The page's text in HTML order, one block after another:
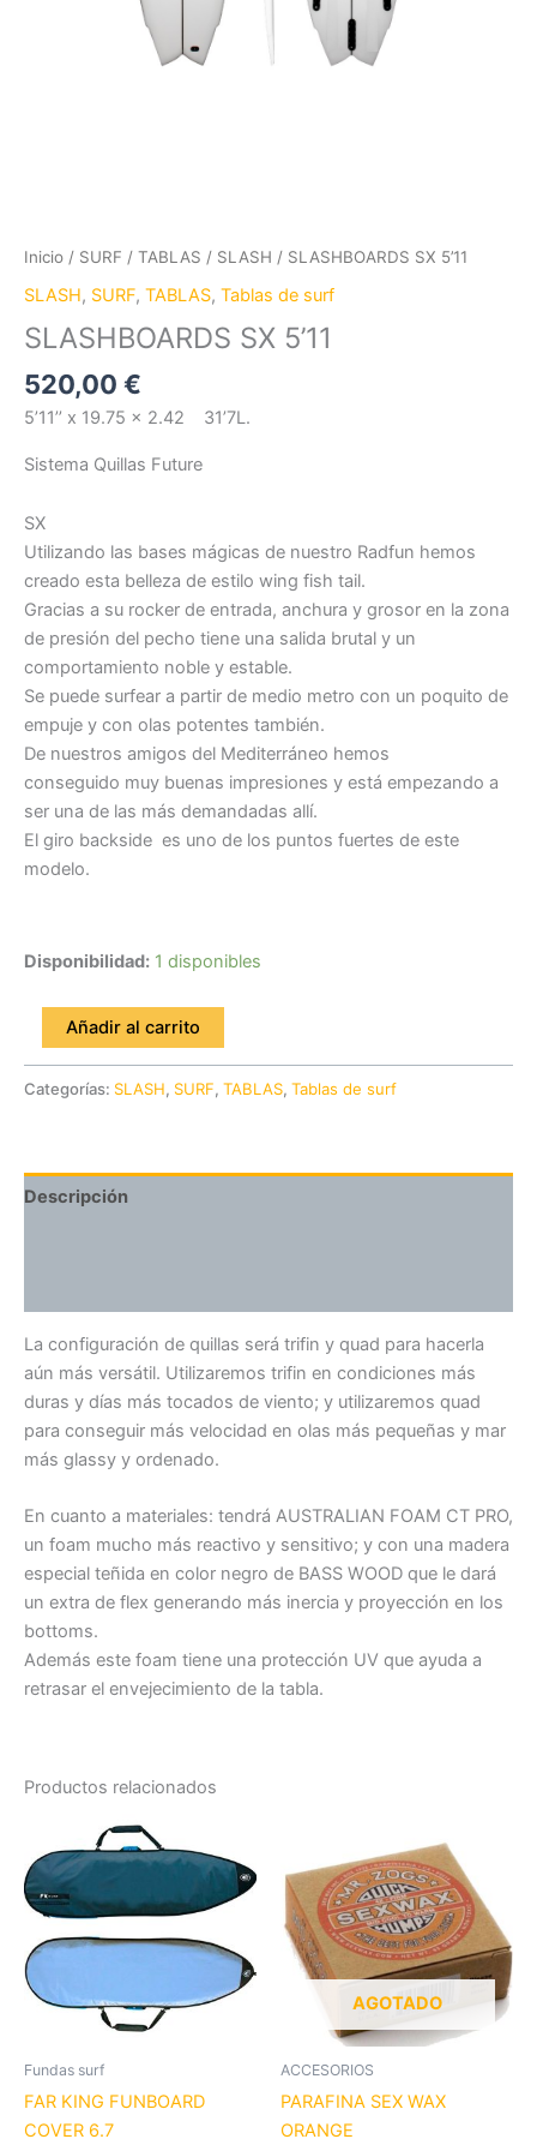
Inicio / SURF / TABLAS / SLASH / SLASHBOARDS SX 5’11
SLASH, SURF, TABLAS, Tablas de surf
SLASHBOARDS SX 5’11
520,00 €
5’11’’ x 19.75 x 2.42 31’7L.
Sistema Quillas Future
SX
Utilizando las bases mágicas de nuestro Radfun hemos
creado esta belleza de estilo wing fish tail.
Gracias a su rocker de entrada, anchura y grosor en la zona
de presión del pecho tiene una salida brutal y un
comportamiento noble y estable.
Se puede surfear a partir de medio metro con un poquito de
empuje y con olas potentes también.
De nuestros amigos del Mediterráneo hemos
conseguido muy buenas impresiones y está empezando a
ser una de las más demandadas allí.
El giro backside es uno de los puntos fuertes de este
modelo.
Disponibilidad: 1 disponibles
Añadir al carrito
Categorías: SLASH, SURF, TABLAS, Tablas de surf
Descripción
La configuración de quillas será trifin y quad para hacerla
aún más versátil. Utilizaremos trifin en condiciones más
duras y días más tocados de viento; y utilizaremos quad
para conseguir más velocidad en olas más pequeñas y mar
más glassy y ordenado.
En cuanto a materiales: tendrá AUSTRALIAN FOAM CT PRO,
un foam mucho más reactivo y sensitivo; y con una madera
especial teñida en color negro de BASS WOOD que le dará
un extra de flex generando más inercia y proyección en los
bottoms.
Además este foam tiene una protección UV que ayuda a
retrasar el envejecimiento de la tabla.
Productos relacionados
Fundas surf
FAR KING FUNBOARD
COVER 6.7
tiene
múltiples
variantes.
Las
AGOTADO
ACCESORIOS
PARAFINA SEX WAX
ORANGE